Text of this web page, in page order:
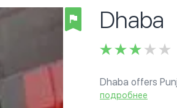
Dhaba
Dhaba offers
in and enjoy
подробнее